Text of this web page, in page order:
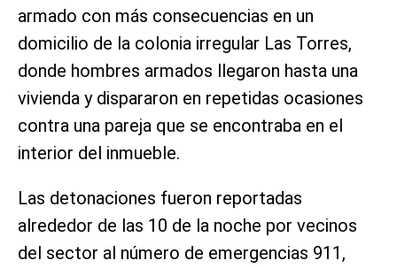
armado con más consecuencias en un
domicilio de la colonia irregular Las Torres,
donde hombres armados llegaron hasta una
vivienda y dispararon en repetidas ocasiones
contra una pareja que se encontraba en el
interior del inmueble.
Las detonaciones fueron reportadas
alrededor de las 10 de la noche por vecinos
del sector al número de emergencias 911,